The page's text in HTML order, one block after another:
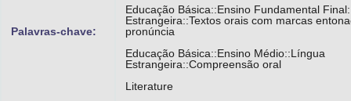
Palavras-chave:
Educação Básica::Ensino Fundamental
Estrangeira::Textos orais com marcas
pronúncia
Educação Básica::Ensino Médio::Língua
Estrangeira::Compreensão oral
Literature